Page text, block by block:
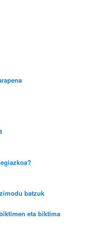
batzuk
eta biktima